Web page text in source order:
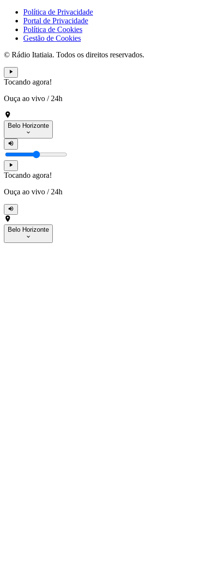
Política de Privacidade
Portal de Privacidade
Política de Cookies
Gestão de Cookies
© Rádio Itatiaia. Todos os direitos reservados.
Tocando agora!
Ouça ao vivo / 24h
Belo Horizonte
Tocando agora!
Ouça ao vivo / 24h
Belo Horizonte